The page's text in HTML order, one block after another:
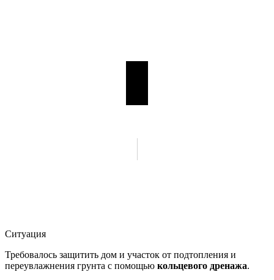
Ситуация
Требовалось защитить дом и участок от подтопления и
переувлажнения грунта с помощью кольцевого дренажа.